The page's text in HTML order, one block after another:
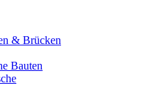
& Brücken
Bauten